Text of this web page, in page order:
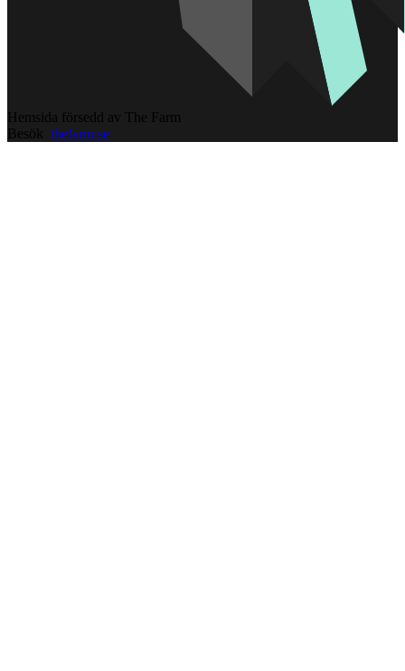
Hemsida försedd av The Farm
Besök thefarm.se